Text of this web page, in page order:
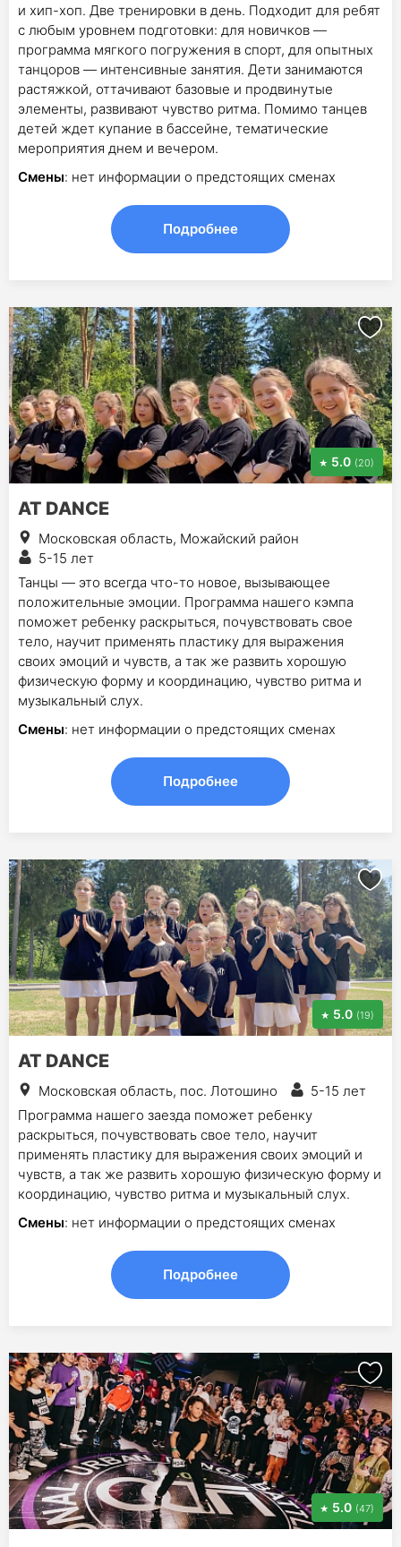
и хип-хоп. Две тренировки в день. Подходит для ребят
с любым уровнем подготовки: для новичков —
программа мягкого погружения в спорт, для опытных
танцоров — интенсивные занятия. Дети занимаются
растяжкой, оттачивают базовые и продвинутые
элементы, развивают чувство ритма. Помимо танцев
детей ждет купание в бассейне, тематические
мероприятия днем и вечером.
Смены: нет информации о предстоящих сменах
Подробнее
5.0 (20)
AT DANCE
Московская область, Можайский район
5-15 лет
Танцы — это всегда что-то новое, вызывающее
положительные эмоции. Программа нашего кэмпа
поможет ребенку раскрыться, почувствовать свое
тело, научит применять пластику для выражения
своих эмоций и чувств, а так же развить хорошую
физическую форму и координацию, чувство ритма и
музыкальный слух.
Смены: нет информации о предстоящих сменах
Подробнее
5.0 (19)
AT DANCE
Московская область, пос. Лотошино
5-15 лет
Программа нашего заезда поможет ребенку
раскрыться, почувствовать свое тело, научит
применять пластику для выражения своих эмоций и
чувств, а так же развить хорошую физическую форму и
координацию, чувство ритма и музыкальный слух.
Смены: нет информации о предстоящих сменах
Подробнее
5.0 (47)